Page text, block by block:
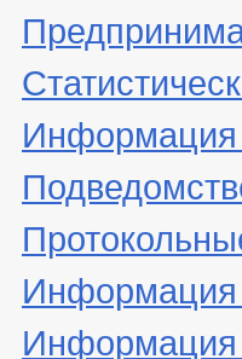
Информация
Информация
Информация